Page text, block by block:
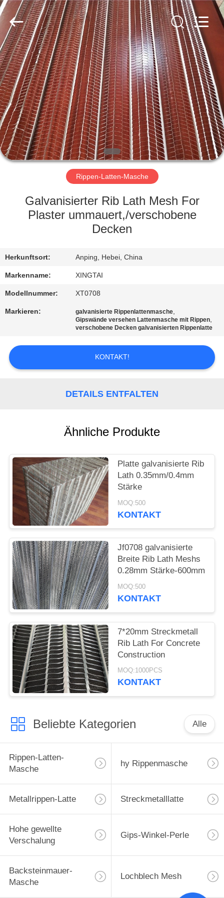
HAUS
PRODUKTE
ÜBER
UNS
FABRIK-
AUSFLUG
QUALITÄTSKONTROLLE
SIE
MIT
UNS
IN
VERBINDUNG
FORDERN
SIE
PRIVACY
POLICY
JIAFU
WIRE
MESH
MANUFACTURING
CO.,LTD.
All
Rights
Reserved.
Rippen-Latten-Masche
Galvanisierter Rib Lath Mesh For
Plaster ummauert,/verschobene
Decken
Herkunftsort: Anping, Hebei, China
Markenname: XINGTAI
Modellnummer: XT0708
Markieren: galvanisierte Rippenlattenmasche,
Gipswände versehen Lattenmasche mit Rippen,
verschobene Decken galvanisierten Rippenlatte
KONTAKT!
DETAILS ENTFALTEN
Ähnliche Produkte
Platte galvanisierte Rib
Lath 0.35mm/0.4mm
Stärke
MOQ:500
KONTAKT
Jf0708 galvanisierte
Breite Rib Lath Meshs
0.28mm Stärke-600mm
MOQ:500
KONTAKT
7*20mm Streckmetall
Rib Lath For Concrete
Construction
MOQ:1000PCS
KONTAKT
Beliebte Kategorien Alle
Rippen-Latten-
Masche
hy Rippenmasche
Metallrippen-Latte Streckmetalllatte
Hohe gewellte
Verschalung
Gips-Winkel-Perle
Backsteinmauer-
Masche
Lochblech Mesh